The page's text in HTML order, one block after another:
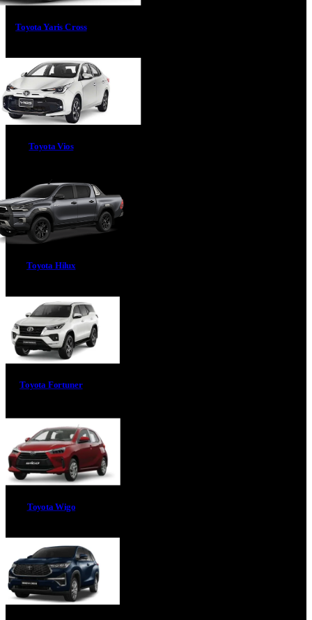
Toyota Yaris Cross
Toyota Vios
Toyota Hilux
Toyota Fortuner
Toyota Wigo